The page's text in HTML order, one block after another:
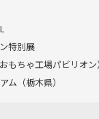
特別展
もちゃ工場パビリオ
ム（栃木県）